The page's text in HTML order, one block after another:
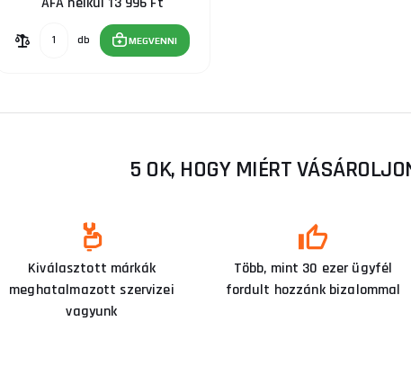
db MEGVENNI
5 OK, HOGY MIÉRT
Kiválasztott márkák
meghatalmazott szervizei
vagyunk
Több, mint 30 ezer ügyfél
fordult hozzánk bizalommal